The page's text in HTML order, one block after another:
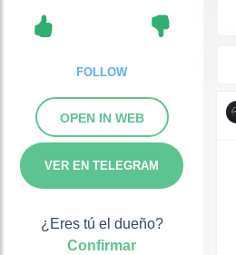
FOLLOW
OPEN IN WEB
VER EN TELEGRAM
¿Eres tú el dueño?
Confirmar